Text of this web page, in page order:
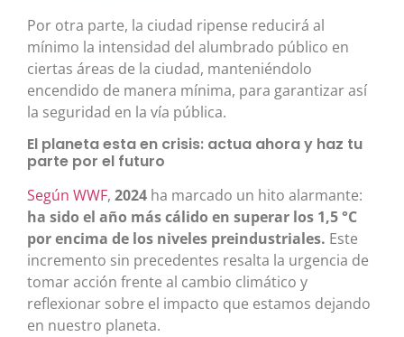
Por otra parte, la ciudad ripense reducirá al
mínimo la intensidad del alumbrado público en
ciertas áreas de la ciudad, manteniéndolo
encendido de manera mínima, para garantizar así
la seguridad en la vía pública.
El planeta esta en crisis: actua ahora y haz tu
parte por el futuro
Según WWF, 2024 ha marcado un hito alarmante:
ha sido el año más cálido en superar los 1,5 °C
por encima de los niveles preindustriales. Este
incremento sin precedentes resalta la urgencia de
tomar acción frente al cambio climático y
reflexionar sobre el impacto que estamos dejando
en nuestro planeta.